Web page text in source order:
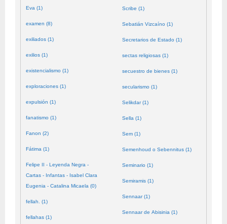
Eva (1)
examen (8)
exiliados (1)
exilios (1)
existencialismo (1)
exploraciones (1)
expulsión (1)
fanatismo (1)
Fanon (2)
Fátima (1)
Felipe II - Leyenda Negra -
Cartas - Infantas - Isabel Clara
Eugenia - Catalina Micaela (0)
fellah. (1)
fellahas (1)
Scribe (1)
Sebatián Vizcaíno (1)
Secretarios de Estado (1)
sectas religiosas (1)
secuestro de bienes (1)
secularismo (1)
Selikdar (1)
Sella (1)
Sem (1)
Semenhoud o Sebennitus (1)
Seminario (1)
Semiramis (1)
Sennaar (1)
Sennaar de Abisinia (1)